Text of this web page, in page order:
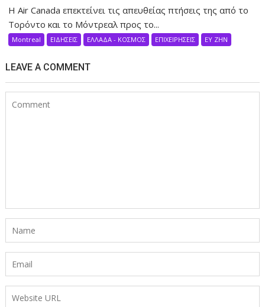
Η Air Canada επεκτείνει τις απευθείας πτήσεις της από το
Τορόντο και το Μόντρεαλ προς το...
Montreal ΕΙΔΗΣΕΙΣ ΕΛΛΑΔΑ - ΚΟΣΜΟΣ ΕΠΙΧΕΙΡΗΣΕΙΣ ΕΥ ΖΗΝ
LEAVE A COMMENT